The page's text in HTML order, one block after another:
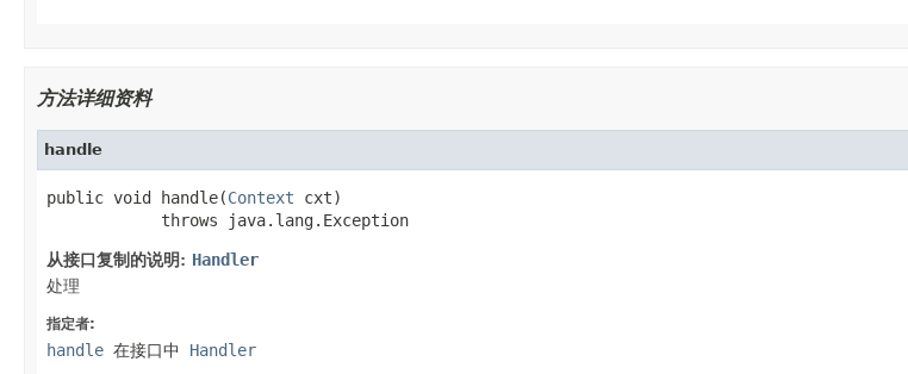
方法详细资料
handle
public void handle(Context cxt)
            throws java.lang.Exception
从接口复制的说明: Handler
处理
指定者:
handle 在接口中 Handler